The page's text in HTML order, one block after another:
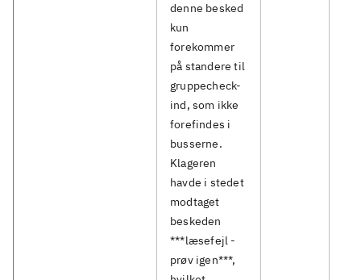
denne besked
kun
forekommer
på standere til
gruppecheck-
ind, som ikke
forefindes i
busserne.
Klageren
havde i stedet
modtaget
beskeden
***læsefejl -
prøv igen***,